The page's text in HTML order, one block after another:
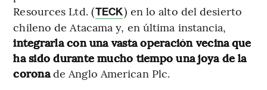
Resources Ltd. (TECK) en lo alto del desierto
chileno de Atacama y, en última instancia,
integrarla con una vasta operación vecina que
ha sido durante mucho tiempo una joya de la
coronade Anglo American Plc.